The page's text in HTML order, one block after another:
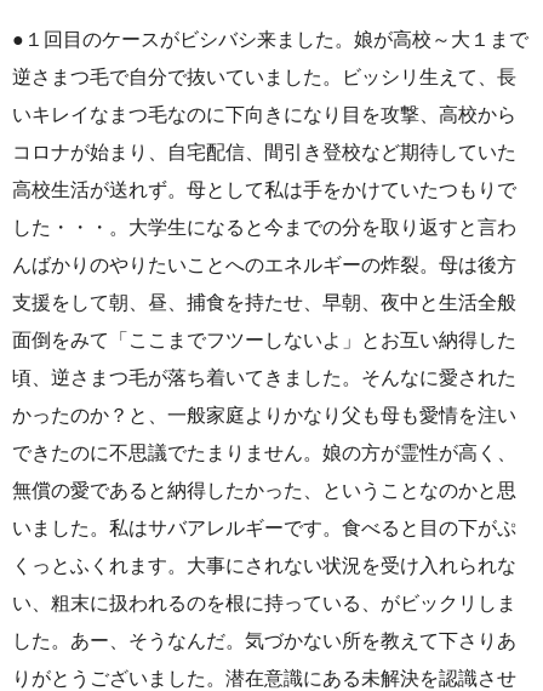
●１回目のケースがビシバシ来ました。娘が高校～大１まで
逆さまつ毛で自分で抜いていました。ビッシリ生えて、長
いキレイなまつ毛なのに下向きになり目を攻撃、高校から
コロナが始まり、自宅配信、間引き登校など期待していた
高校生活が送れず。母として私は手をかけていたつもりで
した・・・。大学生になると今までの分を取り返すと言わ
んばかりのやりたいことへのエネルギーの炸裂。母は後方
支援をして朝、昼、捕食を持たせ、早朝、夜中と生活全般
面倒をみて「ここまでフツーしないよ」とお互い納得した
頃、逆さまつ毛が落ち着いてきました。そんなに愛された
かったのか？と、一般家庭よりかなり父も母も愛情を注い
できたのに不思議でたまりません。娘の方が霊性が高く、
無償の愛であると納得したかった、ということなのかと思
いました。私はサバアレルギーです。食べると目の下がぷ
くっとふくれます。大事にされない状況を受け入れられな
い、粗末に扱われるのを根に持っている、がビックリしま
した。あー、そうなんだ。気づかない所を教えて下さりあ
りがとうございました。潜在意識にある未解決を認識させ